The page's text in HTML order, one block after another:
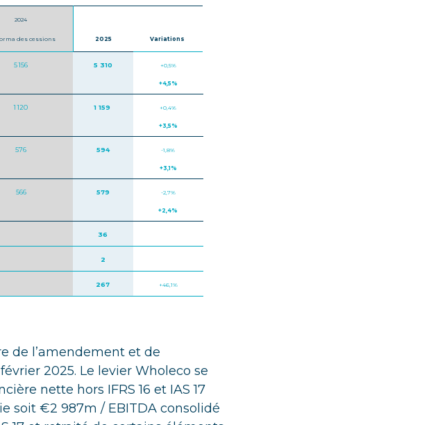
2024
des cessions 2025 Variations
5 156 5 310 +0,5%
+4,5%
1 120 1 159 +0,4%
+3,5%
576 594 -1,8%
+3,1%
566 579 -2,7%
+2,4%
36
2
267 +46,1%
de l’amendement et de
2025. Le levier Wholeco se
nette hors IFRS 16 et IAS 17
soit €2 987m / EBITDA consolidé